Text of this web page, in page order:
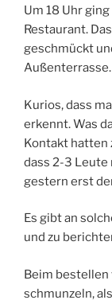
Um 18 Uhr
Restaurant.
geschmückt
Außenterrasse.
Kurios, dass
erkennt. Was
Kontakt hatten
dass 2-3 Leute
gestern erst
Es gibt an
und zu
Beim bestellen
schmunzeln,